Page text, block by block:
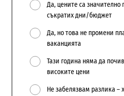
Да, цените са значително
съкратих дни/бюджет
Да, но това не промени
ваканцията
Тази година няма да
високите цени
Не забелязвам разлика –